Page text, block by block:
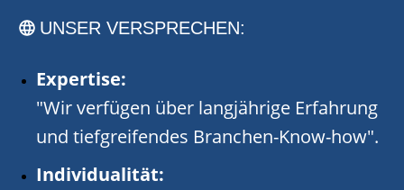
UNSER VERSPRECHEN:
Expertise:
"Wir verfügen über langjährige Erfahrung
und tiefgreifendes Branchen-Know-how".
Individualität: